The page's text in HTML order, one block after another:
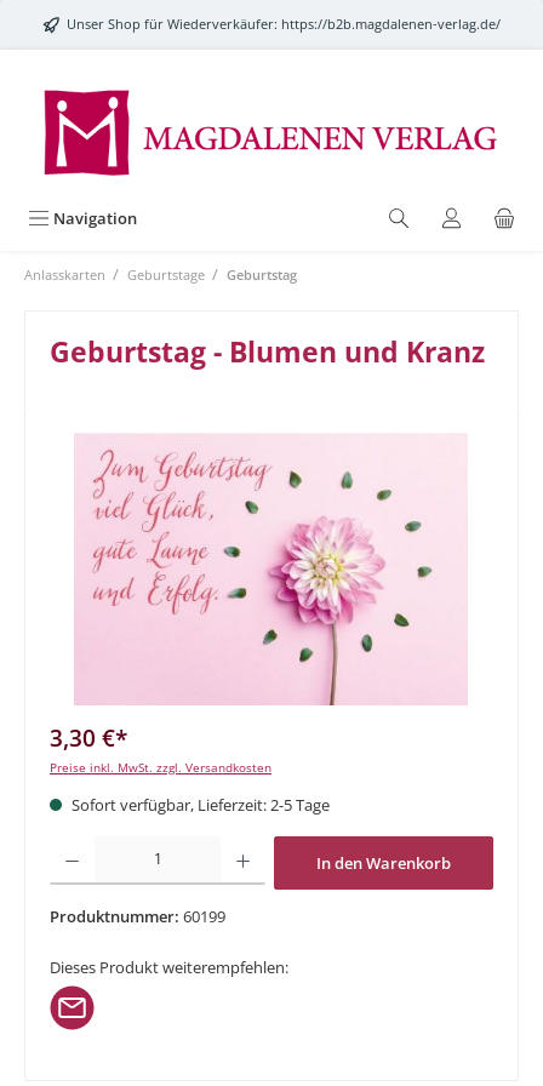
springenUnser Shop für Wiederverkäufer: https://b2b.magdalenen-verlag.de/
Navigation
Anlasskarten / Geburtstage / Geburtstag
Geburtstag - Blumen und Kranz
3,30 €*
Preise inkl. MwSt. zzgl. Versandkosten
Sofort verfügbar, Lieferzeit: 2-5 Tage
Produkt Anzahl: Gib den gewünschten Wert ein oder benutze die Schaltflächen um
In den Warenkorb
Produktnummer: 60199
Dieses Produkt weiterempfehlen: